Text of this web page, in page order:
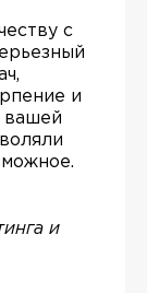
с
и
вашей
и